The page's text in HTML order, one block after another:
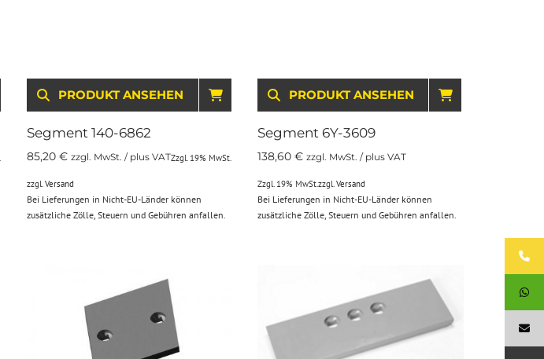
IN DEN WARENKORB
PRODUKT ANSEHEN
Segment 140-6862
85,20 € zzgl. MwSt. / plus VATZzgl. 19% MwSt.
zzgl. Versand
Bei Lieferungen in Nicht-EU-Länder können
zusätzliche Zölle, Steuern und Gebühren anfallen.
IN DEN WARENKORB
PRODUKT ANSEHEN
Segment 6Y-3609
138,60 € zzgl. MwSt. / plus VAT
Zzgl. 19% MwSt.zzgl. Versand
Bei Lieferungen in Nicht-EU-Länder können
zusätzliche Zölle, Steuern und Gebühren anfallen.